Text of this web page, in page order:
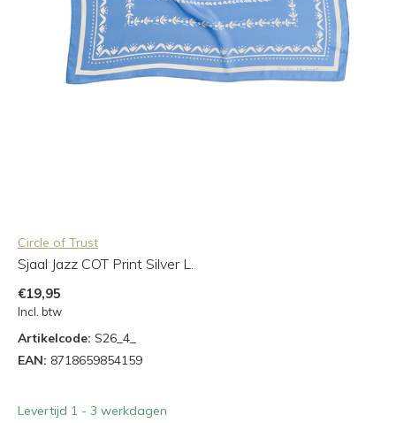
Circle of Trust
Sjaal Jazz COT Print Silver L.
€19,95
Incl. btw
Artikelcode: S26_4_
EAN: 8718659854159
Levertijd 1 - 3 werkdagen